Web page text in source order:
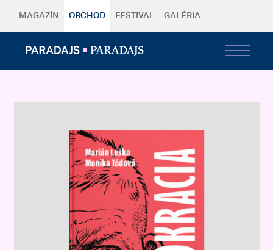
MAGAZÍN OBCHOD FESTIVAL GALÉRIA